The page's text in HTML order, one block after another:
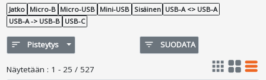
Jatko Micro-B Micro-USB Mini-USB Sisäinen USB-A <> USB-A
USB-A -> USB-B USB-C
sort Pisteytys filter_list SUODATA
Näytetään : 1 - 25 / 527 apps grid_view table_rows